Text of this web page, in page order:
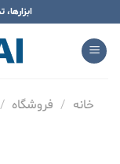
محتوا
بروید
خانه / فروشگاه /